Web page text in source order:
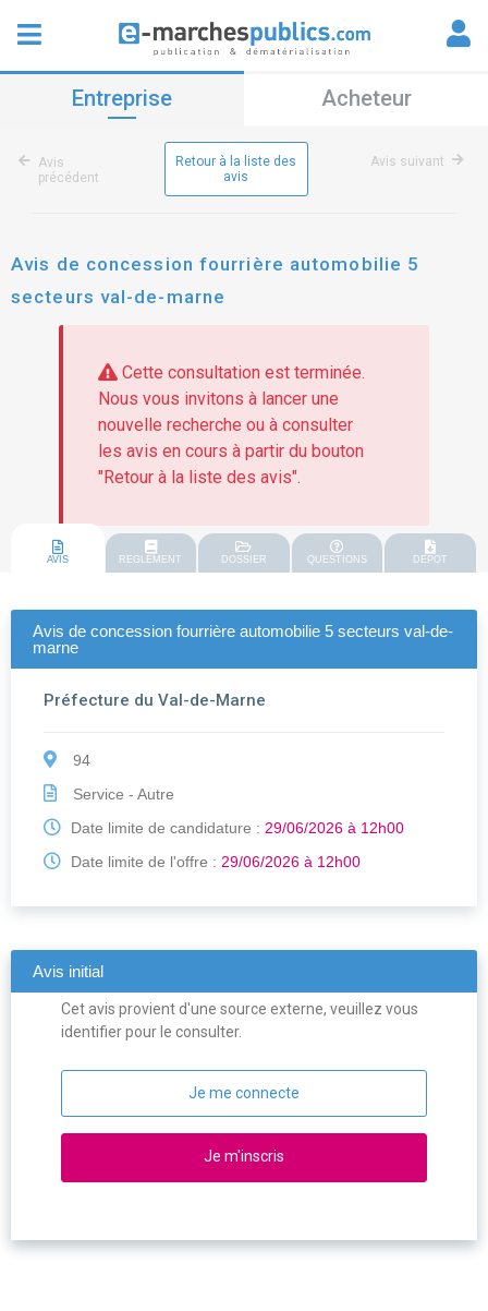
Entreprise Acheteur
Avis
précédent
Retour à la liste des
avis
Avis suivant
Avis de concession fourrière automobilie 5
secteurs val-de-marne
Cette consultation est terminée.
Nous vous invitons à lancer une
nouvelle recherche ou à consulter
les avis en cours à partir du bouton
"Retour à la liste des avis".
AVIS REGLEMENT DOSSIER QUESTIONS DEPOT
Avis de concession fourrière automobilie 5 secteurs val-de-
marne
Préfecture du Val-de-Marne
94
Service - Autre
Date limite de candidature : 29/06/2026 à 12h00
Date limite de l'offre : 29/06/2026 à 12h00
Avis initial
Cet avis provient d'une source externe, veuillez vous
identifier pour le consulter.
Je me connecte
Je m'inscris